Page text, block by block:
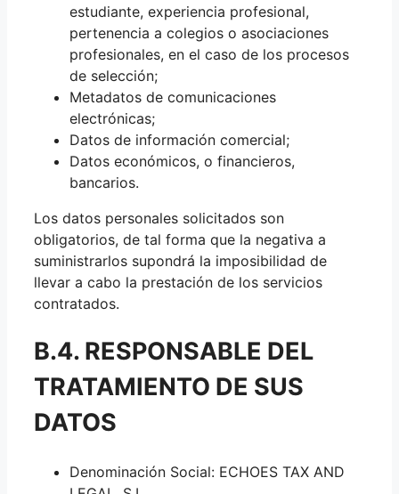
estudiante, experiencia profesional,
pertenencia a colegios o asociaciones
profesionales, en el caso de los procesos
de selección;
Metadatos de comunicaciones
electrónicas;
Datos de información comercial;
Datos económicos, o financieros,
bancarios.
Los datos personales solicitados son
obligatorios, de tal forma que la negativa a
suministrarlos supondrá la imposibilidad de
llevar a cabo la prestación de los servicios
contratados.
B.4. RESPONSABLE DEL
TRATAMIENTO DE SUS
DATOS
Denominación Social: ECHOES TAX AND